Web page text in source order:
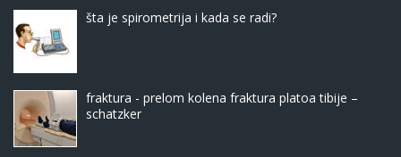
šta je spirometrija i kada se radi?
fraktura - prelom kolena fraktura platoa tibije –
schatzker